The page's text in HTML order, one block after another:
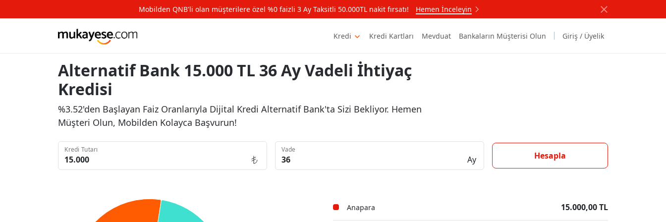
Mobilden QNB'li olan müşterilere özel %0 faizli 3 Ay Taksitli 50.000TL nakit fırsatı! Hemen İnceleyin
Kredi Kredi Kartları Mevduat Bankaların Müşterisi Olun Giriş / Üyelik
Alternatif Bank 15.000 TL 36 Ay Vadeli İhtiyaç
Kredisi
%3.52'den Başlayan Faiz Oranlarıyla Dijital Kredi Alternatif Bank'ta Sizi Bekliyor. Hemen
Müşteri Olun, Mobilden Kolayca Başvurun!
Kredi Tutarı Vade
Ay Hesapla
Anapara 15.000,00 TL